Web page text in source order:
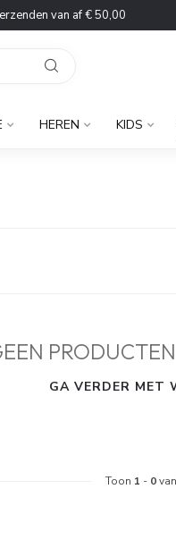
van af € 50,00
HEREN KIDS
GA VERDER MET
Toon 1 - 0